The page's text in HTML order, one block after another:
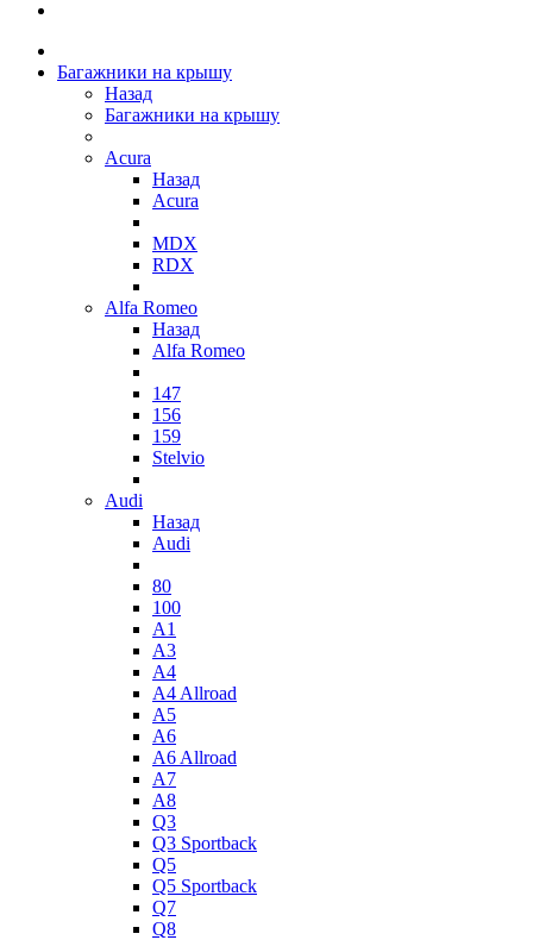
Багажники на крышу
Назад
Багажники на крышу
Acura
Назад
Acura
MDX
RDX
Alfa Romeo
Назад
Alfa Romeo
147
156
159
Stelvio
Audi
Назад
Audi
80
100
A1
A3
A4
A4 Allroad
A5
A6
A6 Allroad
A7
A8
Q3
Q3 Sportback
Q5
Q5 Sportback
Q7
Q8